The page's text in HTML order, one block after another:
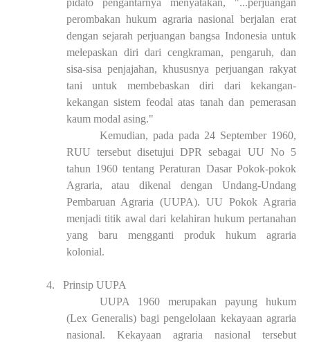
pidato pengantarnya menyatakan, "...perjuangan
perombakan hukum agraria nasional berjalan erat
dengan sejarah perjuangan bangsa Indonesia untuk
melepaskan diri dari cengkraman, pengaruh, dan
sisa-sisa penjajahan, khususnya perjuangan rakyat
tani untuk membebaskan diri dari kekangan-
kekangan sistem feodal atas tanah dan pemerasan
kaum modal asing."
Kemudian, pada pada 24 September 1960,
RUU tersebut disetujui DPR sebagai UU No 5
tahun 1960 tentang Peraturan Dasar Pokok-pokok
Agraria, atau dikenal dengan Undang-Undang
Pembaruan Agraria (UUPA). UU Pokok Agraria
menjadi titik awal dari kelahiran hukum pertanahan
yang baru mengganti produk hukum agraria
kolonial.
4.
Prinsip UUPA
UUPA 1960 merupakan payung hukum
(Lex Generalis) bagi pengelolaan kekayaan agraria
nasional. Kekayaan agraria nasional tersebut